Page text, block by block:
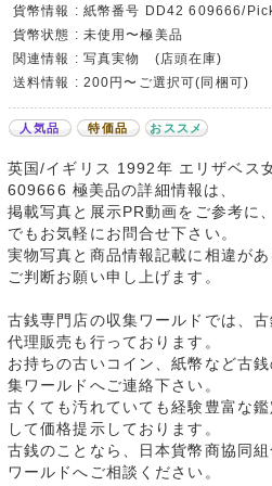
貨幣情報 : 紙幣番号 DD42 609666/
貨幣状態 : 未使用〜極美品
関連情報 : 写真実物 (店頭在庫)
送料情報 : 200円〜ご選択可(同梱可)
人気品 特価品 おススメ
英国/イギリス 1992年 エリザベス
609666 極美品の詳細情報は、
掲載写真と展示PR動画をご参考に
でもお気軽にお問合せ下さい。
実物写真と商品情報記載に相違が
ご判断お願い申し上げます。
古銭専門店の収集ワールドでは、
代理販売も行っております。
お持ちの古いコイン、紙幣など古
集ワールドへご連絡下さい。
古くても汚れていても経験豊富な
して価格提示しております。
古銭のことなら、日本貨幣商協同
ワールドへご相談ください。